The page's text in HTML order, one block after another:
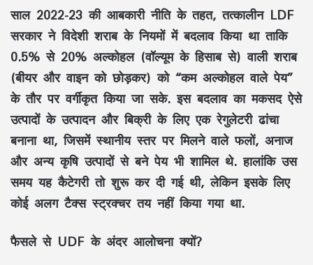
साल 2022-23 की आबकारी नीति के तहत, तत्कालीन LDF
सरकार ने विदेशी शराब के नियमों में बदलाव किया था ताकि
0.5% से 20% अल्कोहल (वॉल्यूम के हिसाब से) वाली शराब
(बीयर और वाइन को छोड़कर) को “कम अल्कोहल वाले पेय”
के तौर पर वर्गीकृत किया जा सके. इस बदलाव का मकसद ऐसे
उत्पादों के उत्पादन और बिक्री के लिए एक रेगुलेटरी ढांचा
बनाना था, जिसमें स्थानीय स्तर पर मिलने वाले फलों, अनाज
और अन्य कृषि उत्पादों से बने पेय भी शामिल थे. हालांकि उस
समय यह कैटेगरी तो शुरू कर दी गई थी, लेकिन इसके लिए
कोई अलग टैक्स स्ट्रक्चर तय नहीं किया गया था.
फैसले से UDF के अंदर आलोचना क्यों?